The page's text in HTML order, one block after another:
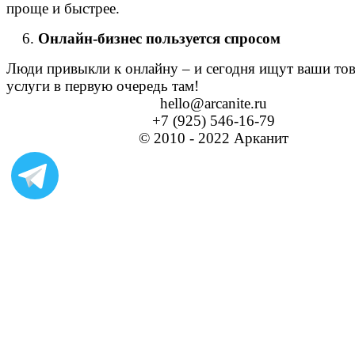
проще и быстрее.
Онлайн-бизнес пользуется спросом
Люди привыкли к онлайну – и сегодня ищут ваши
услуги в первую очередь там!
hello@arcanite.ru
+7 (925) 546-16-79
© 2010 - 2022 Арканит